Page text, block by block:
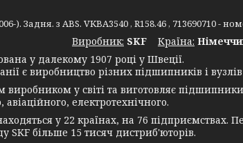
). Задня. з ABS. VKBA3540 , R158.46 , 713690710 -
Виробник: SKF Крaїна:
у далекому 1907 році у Швеції.
є виробництво різних підшипників і
у світі та виготовляє
авіаційного, електротехнічного.
у 22 країнах, на 76 підприємствах.
SKF більше 15 тисяч дистриб'юторів.